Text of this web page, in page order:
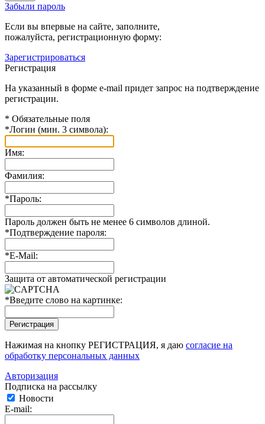
Забыли пароль
Если вы впервые на сайте, заполните,
пожалуйста, регистрационную форму:
Зарегистрироваться
Регистрация
На указанный в форме e-mail придет запрос на подтверждение
регистрации.
* Обязательные поля
*Логин (мин. 3 символа):
Имя:
Фамилия:
*Пароль:
Пароль должен быть не менее 6 символов длиной.
*Подтверждение пароля:
*E-Mail:
Защита от автоматической регистрации
*Введите слово на картинке:
Нажимая на кнопку РЕГИСТРАЦИЯ, я даю согласие на
обработку персональных данных
Авторизация
Подписка на рассылку
Новости
E-mail: